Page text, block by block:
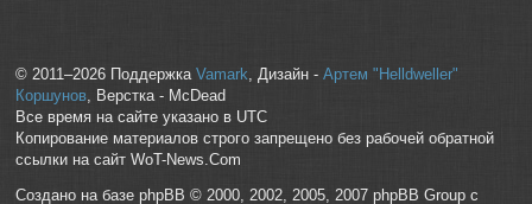
© 2011–2026 Поддержка Vamark , Дизайн - Артем "Helldweller"
Коршунов, Верстка - McDead
Все время на сайте указано в UTC
Копирование материалов строго запрещено без рабочей обратной
ссылки на сайт WoT-News.Com
Создано на базе phpBB © 2000, 2002, 2005, 2007 phpBB Group с